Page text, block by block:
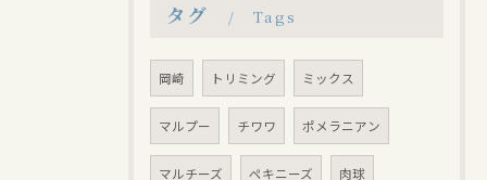
タグ Tags
岡崎 トリミング ミックス
マルプー チワワ ポメラニアン
マルチーズ ペキニーズ 肉球